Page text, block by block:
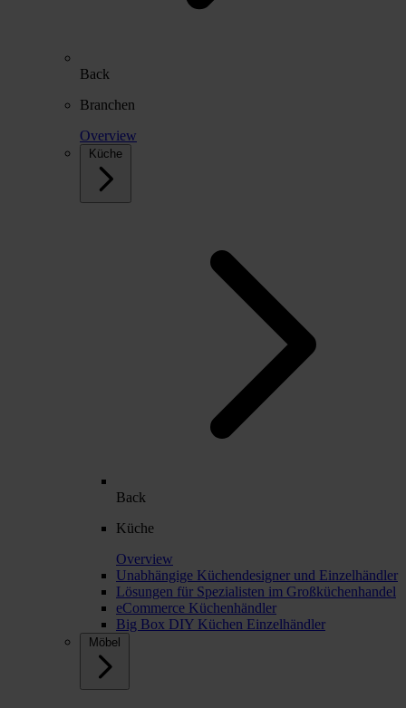
Back
Branchen
Overview
Küche
Back
Küche
Overview
Unabhängige Küchendesigner und Einzelhändler
Lösungen für Spezialisten im Großküchenhandel
eCommerce Küchenhändler
Big Box DIY Küchen Einzelhändler
Möbel